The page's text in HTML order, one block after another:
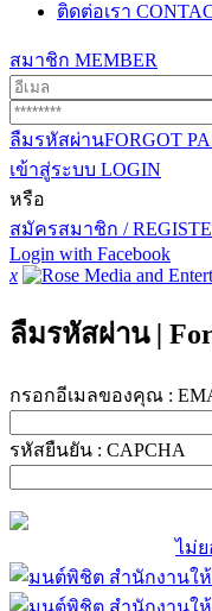
ติดต่อเรา
สมาชิก MEMBER
ลืมรหัสผ่านFORGOT
เข้าสู่ระบบ LOGIN
หรือ
สมัครสมาชิก /
Login with Facebook
x
ลืมรหัสผ่าน |
กรอกอีเมลของคุณ :
รหัสยืนยัน : CAPCHA
ไม่ย